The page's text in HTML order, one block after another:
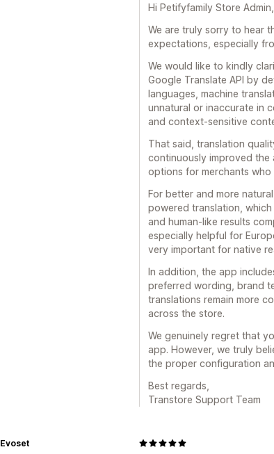
Hi Petifyfamily Store Admin,
We are truly sorry to hear
expectations, especially
We would like to kindly
Google Translate API by
languages, machine
unnatural or inaccurate in
and context-sensitive
That said, translation
continuously improved
options for merchants
For better and more
powered translation,
and human-like results
especially helpful for
very important for native
In addition, the app
preferred wording, brand
translations remain more
across the store.
We genuinely regret that
app. However, we truly
the proper configuration
Best regards,
Transtore Support Team
Evoset